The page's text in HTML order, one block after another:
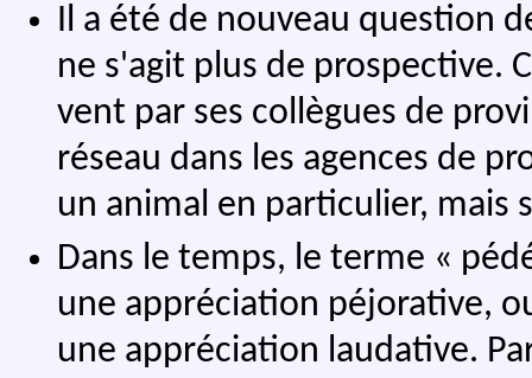
Il a été de nouveau question
ne s'agit plus de prospective.
vent par ses collègues de
réseau dans les agences de
un animal en particulier, mais
Dans le temps, le terme «
une appréciation péjorative,
une appréciation laudative.